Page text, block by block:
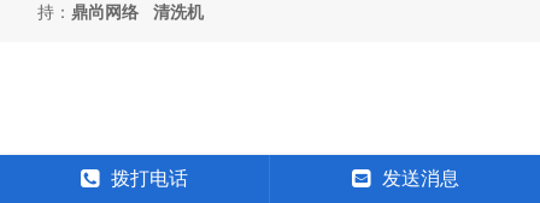
持： 鼎尚网络 清洗机
拨打电话 发送消息